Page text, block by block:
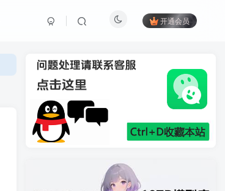
开通会员